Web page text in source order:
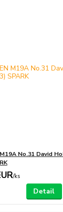
No.31 David
/ks
Detail